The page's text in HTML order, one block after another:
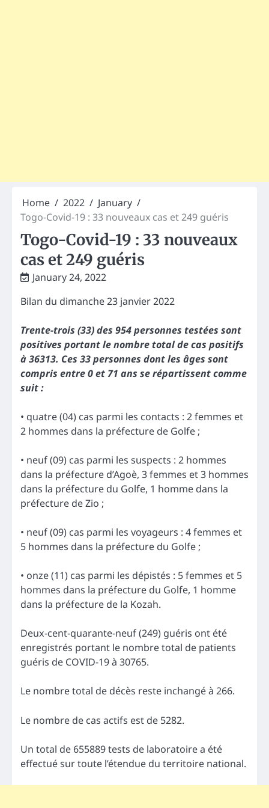
Home 2022
January
Togo-Covid-19 : 33 nouveaux cas et 249 guéris
Togo-Covid-19 : 33 nouveaux
cas et 249 guéris
January 24, 2022
Bilan du dimanche 23 janvier 2022
Trente-trois (33) des 954 personnes testées sont
positives portant le nombre total de cas positifs
à 36313. Ces 33 personnes dont les âges sont
compris entre 0 et 71 ans se répartissent comme
suit :
• quatre (04) cas parmi les contacts : 2 femmes et
2 hommes dans la préfecture de Golfe ;
• neuf (09) cas parmi les suspects : 2 hommes
dans la préfecture d’Agoè, 3 femmes et 3 hommes
dans la préfecture du Golfe, 1 homme dans la
préfecture de Zio ;
• neuf (09) cas parmi les voyageurs : 4 femmes et
5 hommes dans la préfecture du Golfe ;
• onze (11) cas parmi les dépistés : 5 femmes et 5
hommes dans la préfecture du Golfe, 1 homme
dans la préfecture de la Kozah.
Deux-cent-quarante-neuf (249) guéris ont été
enregistrés portant le nombre total de patients
guéris de COVID-19 à 30765.
Le nombre total de décès reste inchangé à 266.
Le nombre de cas actifs est de 5282.
Un total de 655889 tests de laboratoire a été
effectué sur toute l’étendue du territoire national.